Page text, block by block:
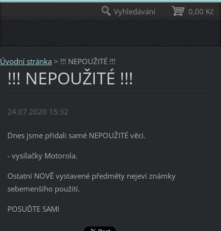
Úvodní stránka > !!! NEPOUŽITÉ !!!
!!! NEPOUŽITÉ !!!
24.07.2020 15:32
Dnes jsme přidali samé NEPOUŽITÉ věci.
- vysílačky Motorola.
Ostatní NOVĚ vystavené předměty nejeví známky
sebemenšího použití.
POSUĎTE SAMI
0,00 Kč
Vyhledávání